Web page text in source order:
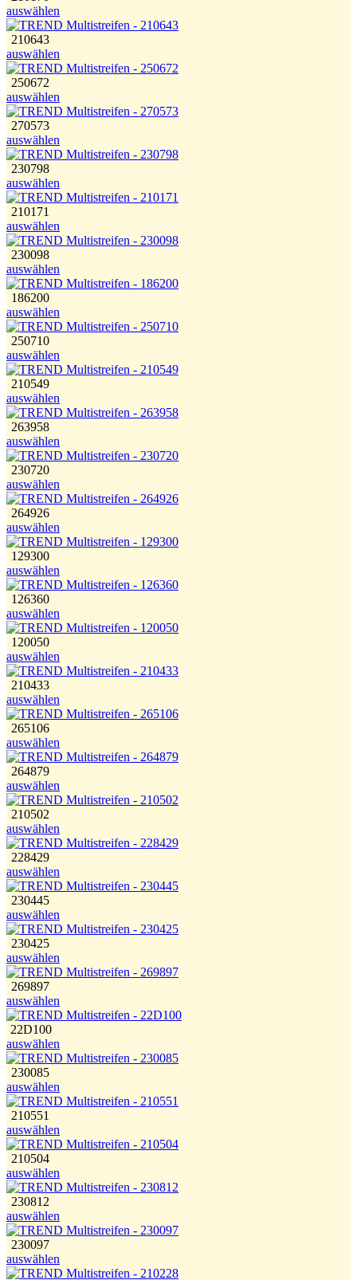
auswählen
210643
auswählen
250672
auswählen
270573
auswählen
230798
auswählen
210171
auswählen
230098
auswählen
186200
auswählen
250710
auswählen
210549
auswählen
263958
auswählen
230720
auswählen
264926
auswählen
129300
auswählen
126360
auswählen
120050
auswählen
210433
auswählen
265106
auswählen
264879
auswählen
210502
auswählen
228429
auswählen
230445
auswählen
230425
auswählen
269897
auswählen
22D100
auswählen
230085
auswählen
210551
auswählen
210504
auswählen
230812
auswählen
230097
auswählen